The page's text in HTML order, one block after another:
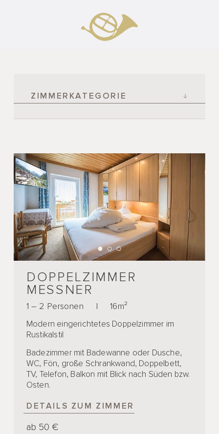
ZIMMERKATEGORIE
DOPPELZIMMER
MESSNER
1 – 2 Personen | 16m²
Modern eingerichtetes Doppelzimmer im
Rustikalstil
Badezimmer mit Badewanne oder Dusche,
WC, Fön, große Schrankwand, Doppelbett,
TV, Telefon, Balkon mit Blick nach Süden bzw.
Osten.
DETAILS ZUM ZIMMER
ab 50 €